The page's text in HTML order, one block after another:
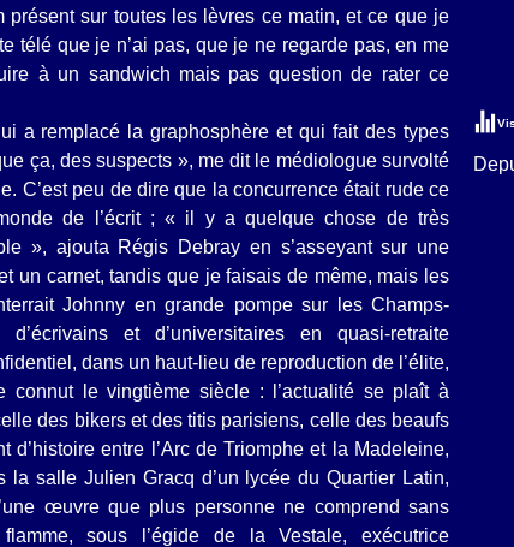
sur toutes les lèvres ce matin, et ce que je
télé que je n’ai pas, que je ne regarde pas, en me
à un sandwich mais pas question de rater ce
a remplacé la graphosphère et qui fait des types
ça, des suspects », me dit le médiologue survolté
C’est peu de dire que la concurrence était rude ce
de l’écrit ; « il y a quelque chose de très
», ajouta Régis Debray en s’asseyant sur une
un carnet, tandis que je faisais de même, mais les
Johnny en grande pompe sur les Champs-
et d’universitaires en quasi-retraite
dans un haut-lieu de reproduction de l’élite,
connut le vingtième siècle : l’actualité se plaît à
des bikers et des titis parisiens, celle des beaufs
entre l’Arc de Triomphe et la Madeleine,
la salle Julien Gracq d’un lycée du Quartier Latin,
œuvre que plus personne ne comprend sans
sous l’égide de la Vestale, exécutrice